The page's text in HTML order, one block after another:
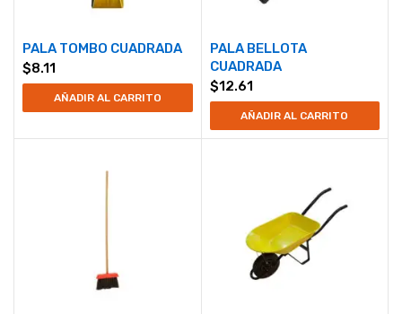
PALA TOMBO CUADRADA
$8.11
AÑADIR AL CARRITO
PALA BELLOTA
CUADRADA
$12.61
AÑADIR AL CARRITO